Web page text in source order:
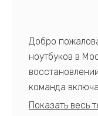
Добро
ноутбуков в
команда